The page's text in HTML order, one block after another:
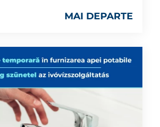
MAI DEPARTE